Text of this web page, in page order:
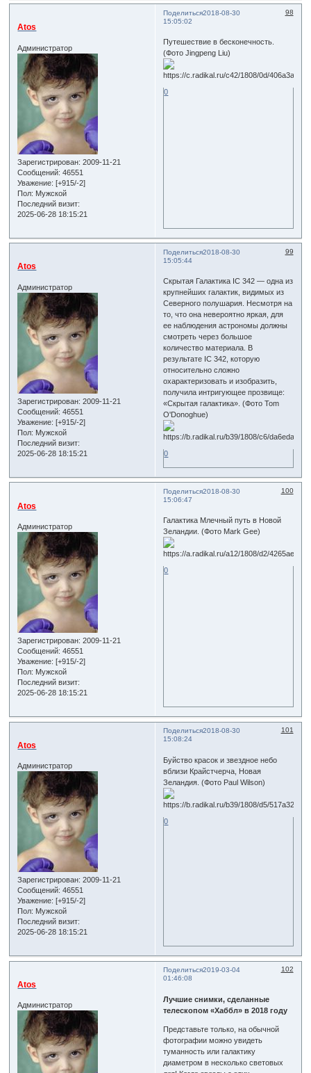
Поделиться 98
2018-08-30
15:05:02
Atos
Администратор
Зарегистрирован: 2009-11-21
Сообщений: 46551
Уважение: [+915/-2]
Пол: Мужской
Последний визит:
2025-06-28 18:15:21
Путешествие в бесконечность.
(Фото Jingpeng Liu)
0
Поделиться 99
2018-08-30
15:05:44
Atos
Администратор
Зарегистрирован: 2009-11-21
Сообщений: 46551
Уважение: [+915/-2]
Пол: Мужской
Последний визит:
2025-06-28 18:15:21
Скрытая Галактика IC 342 — одна из
крупнейших галактик, видимых из
Северного полушария. Несмотря на
то, что она невероятно яркая, для
ее наблюдения астрономы должны
смотреть через большое
количество материала. В
результате IC 342, которую
относительно сложно
охарактеризовать и изобразить,
получила интригующее прозвище:
«Скрытая галактика». (Фото Tom
O'Donoghue)
0
Поделиться 100
2018-08-30
15:06:47
Atos
Администратор
Зарегистрирован: 2009-11-21
Сообщений: 46551
Уважение: [+915/-2]
Пол: Мужской
Последний визит:
2025-06-28 18:15:21
Галактика Млечный путь в Новой
Зеландии. (Фото Mark Gee)
0
Поделиться 101
2018-08-30
15:08:24
Atos
Администратор
Зарегистрирован: 2009-11-21
Сообщений: 46551
Уважение: [+915/-2]
Пол: Мужской
Последний визит:
2025-06-28 18:15:21
Буйство красок и звездное небо
вблизи Крайстчерча, Новая
Зеландия. (Фото Paul Wilson)
0
Поделиться 102
2019-03-04
01:46:08
Atos
Администратор
Лучшие снимки, сделанные
телескопом «Хаббл» в 2018 году
Представьте только, на обычной
фотографии можно увидеть
туманность или галактику
диаметром в несколько световых